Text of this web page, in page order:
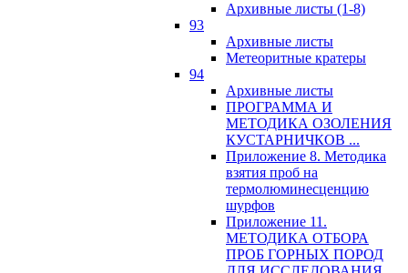
Архивные листы (1-8)
93
Архивные листы
Метеоритные кратеры
94
Архивные листы
ПРОГРАММА И
МЕТОДИКА ОЗОЛЕНИЯ
КУСТАРНИЧКОВ ...
Приложение 8. Методика
взятия проб на
термолюминесценцию
шурфов
Приложение 11.
МЕТОДИКА ОТБОРА
ПРОБ ГОРНЫХ ПОРОД